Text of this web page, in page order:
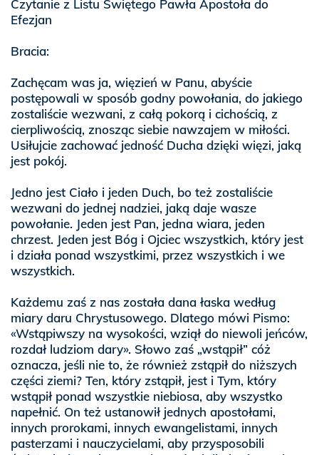
Czytanie z Listu Świętego Pawła Apostoła do
Efezjan
Bracia:
Zachęcam was ja, więzień w Panu, abyście
postępowali w sposób godny powołania, do jakiego
zostaliście wezwani, z całą pokorą i cichością, z
cierpliwością, znosząc siebie nawzajem w miłości.
Usiłujcie zachować jedność Ducha dzięki więzi, jaką
jest pokój.
Jedno jest Ciało i jeden Duch, bo też zostaliście
wezwani do jednej nadziei, jaką daje wasze
powołanie. Jeden jest Pan, jedna wiara, jeden
chrzest. Jeden jest Bóg i Ojciec wszystkich, który jest
i działa ponad wszystkimi, przez wszystkich i we
wszystkich.
Każdemu zaś z nas została dana łaska według
miary daru Chrystusowego. Dlatego mówi Pismo:
«Wstąpiwszy na wysokości, wziął do niewoli jeńców,
rozdał ludziom dary». Słowo zaś „wstąpił” cóż
oznacza, jeśli nie to, że również zstąpił do niższych
części ziemi? Ten, który zstąpił, jest i Tym, który
wstąpił ponad wszystkie niebiosa, aby wszystko
napełnić. On też ustanowił jednych apostołami,
innych prorokami, innych ewangelistami, innych
pasterzami i nauczycielami, aby przysposobili